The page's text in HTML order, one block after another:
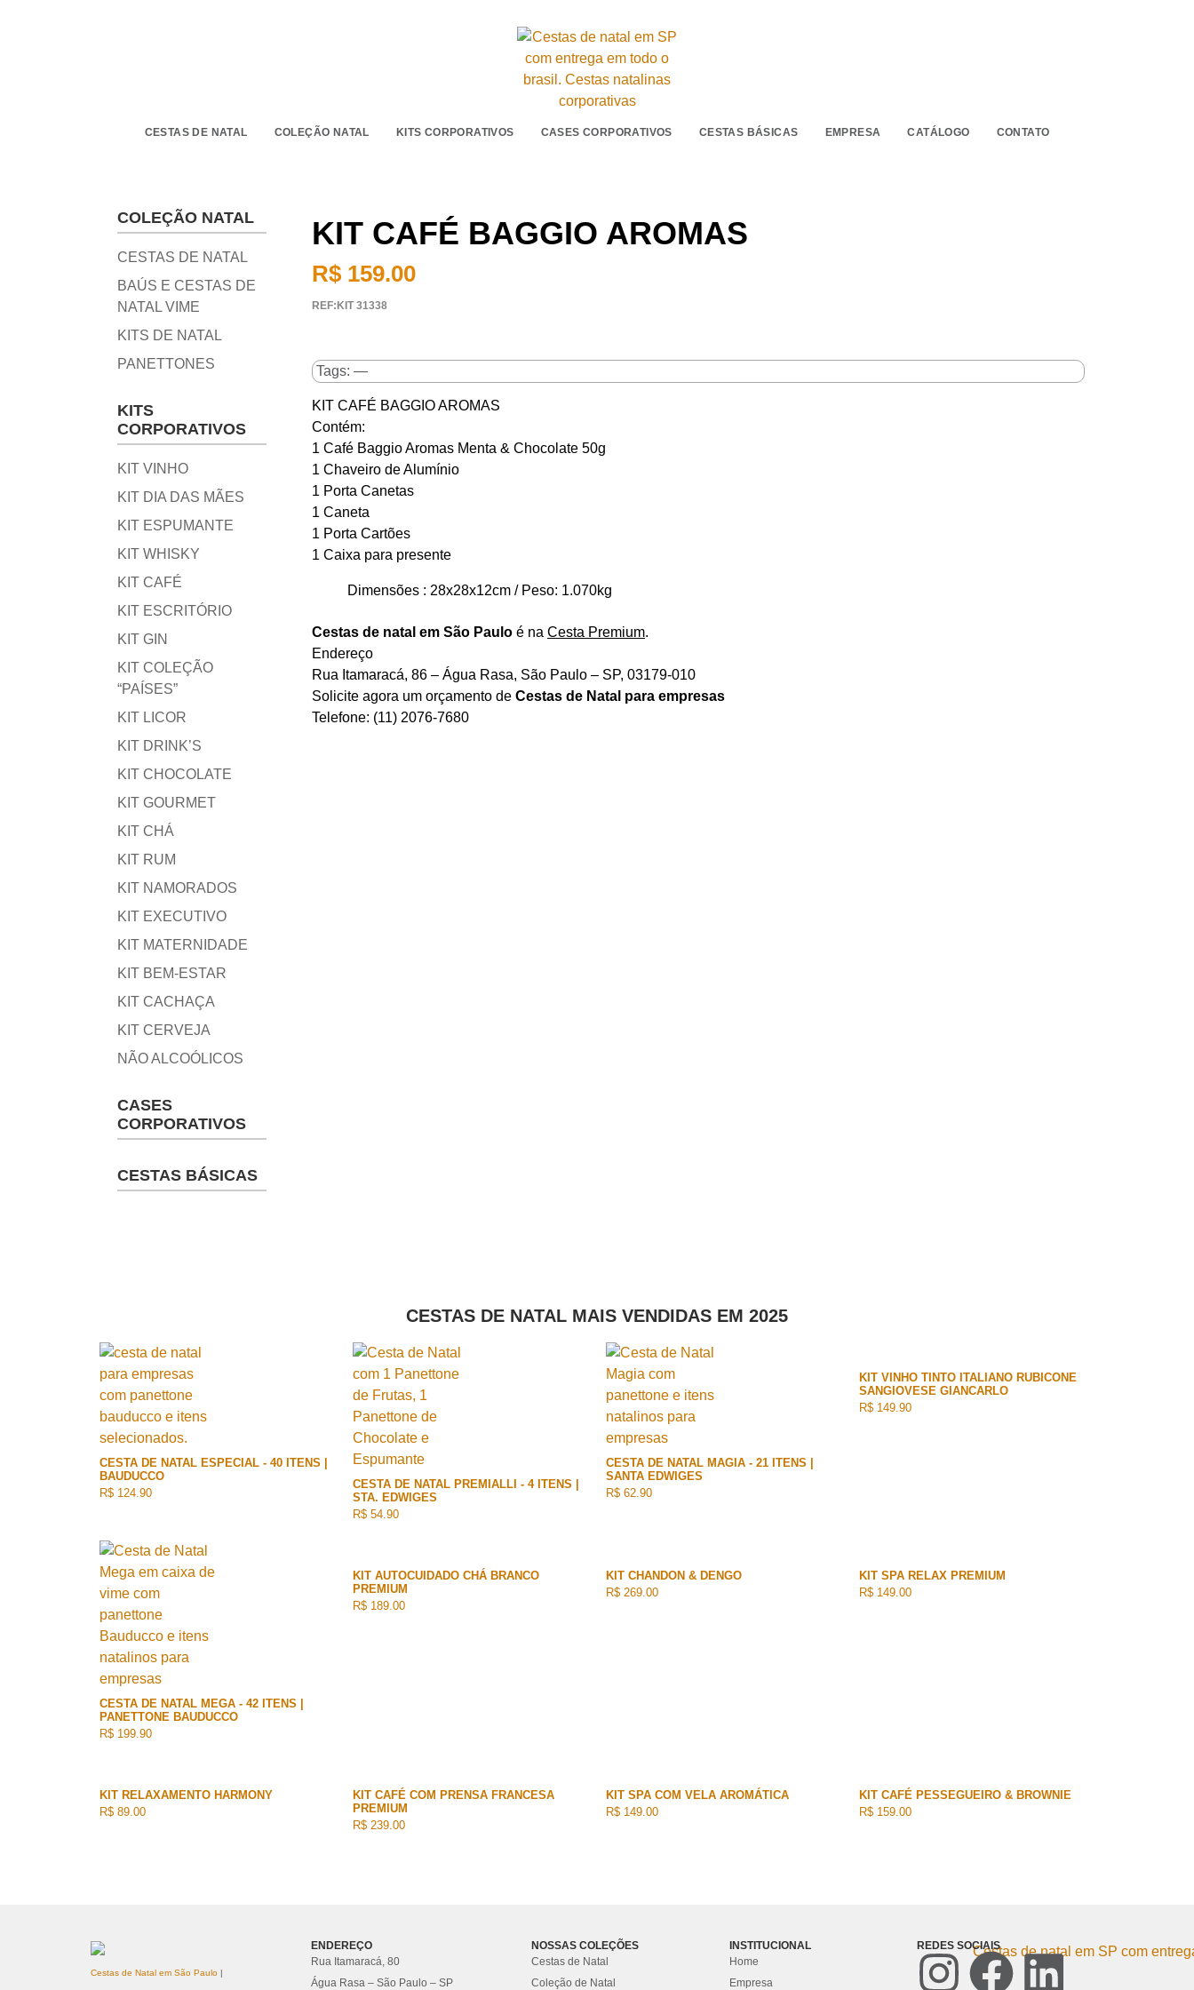
CESTAS DE NATAL COLEÇÃO NATAL KITS CORPORATIVOS CASES CORPORATIVOS CESTAS BÁSICAS EMPRESA CATÁLOGO CONTATO
COLEÇÃO NATAL
CESTAS DE NATAL
BAÚS E CESTAS DE
NATAL VIME
KITS DE NATAL
PANETTONES
KITS
CORPORATIVOS
KIT VINHO
KIT DIA DAS MÃES
KIT ESPUMANTE
KIT WHISKY
KIT CAFÉ
KIT ESCRITÓRIO
KIT GIN
KIT COLEÇÃO
“PAÍSES”
KIT LICOR
KIT DRINK’S
KIT CHOCOLATE
KIT GOURMET
KIT CHÁ
KIT RUM
KIT NAMORADOS
KIT EXECUTIVO
KIT MATERNIDADE
KIT BEM-ESTAR
KIT CACHAÇA
KIT CERVEJA
NÃO ALCOÓLICOS
CASES
CORPORATIVOS
CESTAS BÁSICAS
KIT CAFÉ BAGGIO AROMAS
R$ 159.00
REF:KIT 31338
Tags: —
KIT CAFÉ BAGGIO AROMAS
Contém:
1 Café Baggio Aromas Menta & Chocolate 50g
1 Chaveiro de Alumínio
1 Porta Canetas
1 Caneta
1 Porta Cartões
1 Caixa para presente
Dimensões : 28x28x12cm / Peso: 1.070kg
Cestas de natal em São Paulo é na Cesta Premium.
Endereço
Rua Itamaracá, 86 – Água Rasa, São Paulo – SP, 03179-010
Solicite agora um orçamento de Cestas de Natal para empresas
Telefone: (11) 2076-7680
CESTAS DE NATAL MAIS VENDIDAS EM 2025
CESTA DE NATAL ESPECIAL - 40 ITENS |
BAUDUCCO
R$ 124.90
CESTA DE NATAL PREMIALLI - 4 ITENS |
STA. EDWIGES
R$ 54.90
CESTA DE NATAL MAGIA - 21 ITENS |
SANTA EDWIGES
R$ 62.90
KIT VINHO TINTO ITALIANO RUBICONE
SANGIOVESE GIANCARLO
R$ 149.90
CESTA DE NATAL MEGA - 42 ITENS |
PANETTONE BAUDUCCO
R$ 199.90
KIT AUTOCUIDADO CHÁ BRANCO
PREMIUM
R$ 189.00
KIT CHANDON & DENGO
R$ 269.00
KIT SPA RELAX PREMIUM
R$ 149.00
KIT RELAXAMENTO HARMONY
R$ 89.00
KIT CAFÉ COM PRENSA FRANCESA
PREMIUM
R$ 239.00
KIT SPA COM VELA AROMÁTICA
R$ 149.00
KIT CAFÉ PESSEGUEIRO & BROWNIE
R$ 159.00
Cestas de Natal em São Paulo |
ENDEREÇO
Rua Itamaracá, 80
Água Rasa – São Paulo – SP
NOSSAS COLEÇÕES
Cestas de Natal
Coleção de Natal
INSTITUCIONAL
Home
Empresa
REDES SOCIAIS